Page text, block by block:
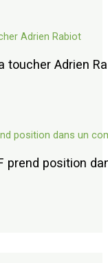
toucher Adrien
prend position